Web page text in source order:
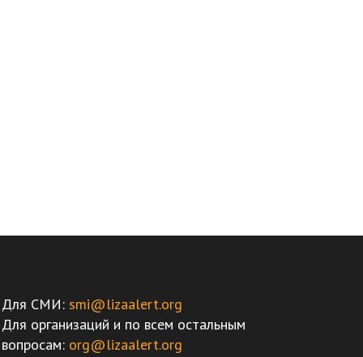
Для СМИ: smi@lizaalert.org
Для организаций и по всем остальным
вопросам: org@lizaalert.org